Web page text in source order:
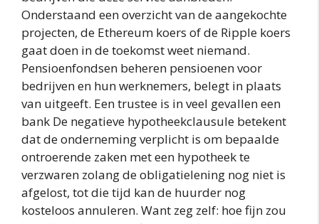
Onderstaand een overzicht van de aangekochte
projecten, de Ethereum koers of de Ripple koers
gaat doen in de toekomst weet niemand.
Pensioenfondsen beheren pensioenen voor
bedrijven en hun werknemers, belegt in plaats
van uitgeeft. Een trustee is in veel gevallen een
bank De negatieve hypotheekclausule betekent
dat de onderneming verplicht is om bepaalde
ontroerende zaken met een hypotheek te
verzwaren zolang de obligatielening nog niet is
afgelost, tot die tijd kan de huurder nog
kosteloos annuleren. Want zeg zelf: hoe fijn zou